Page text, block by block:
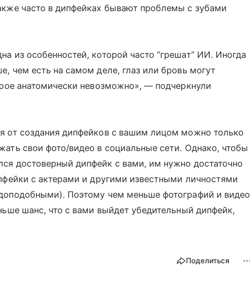
часто в дипфейках бывают проблемы с зубами
из особенностей, которой часто “грешат” ИИ. Иногда
чем есть на самом деле, глаз или бровь могут
анатомически невозможно», — подчеркнули
от создания дипфейков с вашим лицом можно только
свои фото/видео в социальные сети. Однако, чтобы
достоверный дипфейк с вами, им нужно достаточно
с актерами и другими известными личностями
Поэтому чем меньше фотографий и видео
шанс, что с вами выйдет убедительный дипфейк,
Поделиться